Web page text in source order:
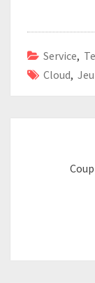
Service,
Cloud,